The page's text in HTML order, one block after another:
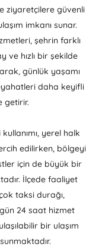
ziyaretçilere güvenli
imkanı sunar.
şehrin farklı
ve hızlı bir şekilde
günlük yaşamı
daha keyifli
getirir.
yerel halk
edilirken, bölgeyi
için de büyük bir
İlçede faaliyet
taksi durağı,
24 saat hizmet
bir ulaşım